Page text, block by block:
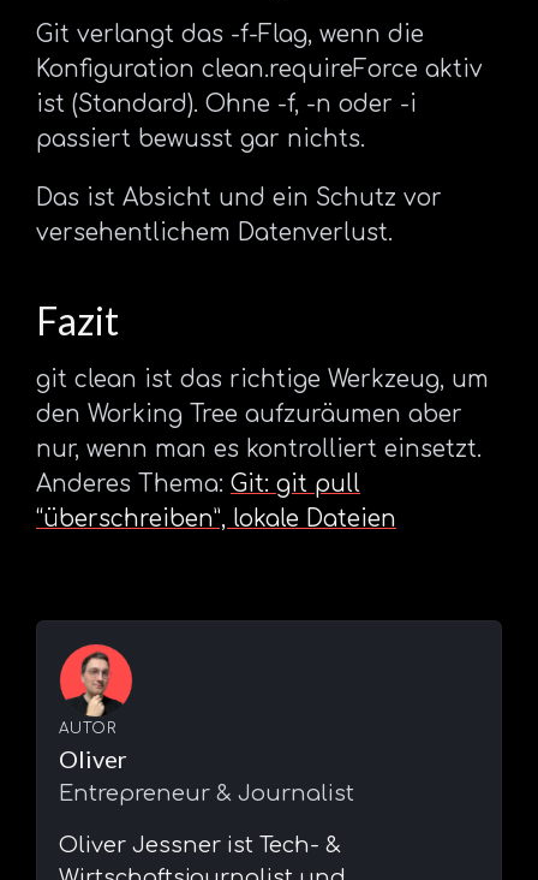
Git verlangt das -f-Flag, wenn die
Konfiguration clean.requireForce aktiv
ist (Standard). Ohne -f, -n oder -i
passiert bewusst gar nichts.
Das ist Absicht und ein Schutz vor
versehentlichem Datenverlust.
Fazit
git clean ist das richtige Werkzeug, um
den Working Tree aufzuräumen aber
nur, wenn man es kontrolliert einsetzt.
Anderes Thema: Git: git pull
“überschreiben”, lokale Dateien
AUTOR
Oliver
Entrepreneur & Journalist
⁠Oliver Jessner ist Tech- &